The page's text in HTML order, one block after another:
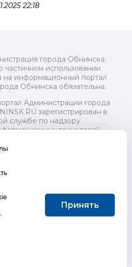
22:18
города Обнинска.
использовании
на информационный портал
Обнинска обязательна.
Администрации города
зарегистрирован в
службе по надзору
технологий
(Роскомнадзор) 24 июля
2018 года.
Эл № ФС77-73321
(исполнительно-
городского округа "Город
редактор: Байкова Е.А.
почты Редакции:
+7 (484) 395-85-85
содержит материалы 18+
обработки персональных
Принять